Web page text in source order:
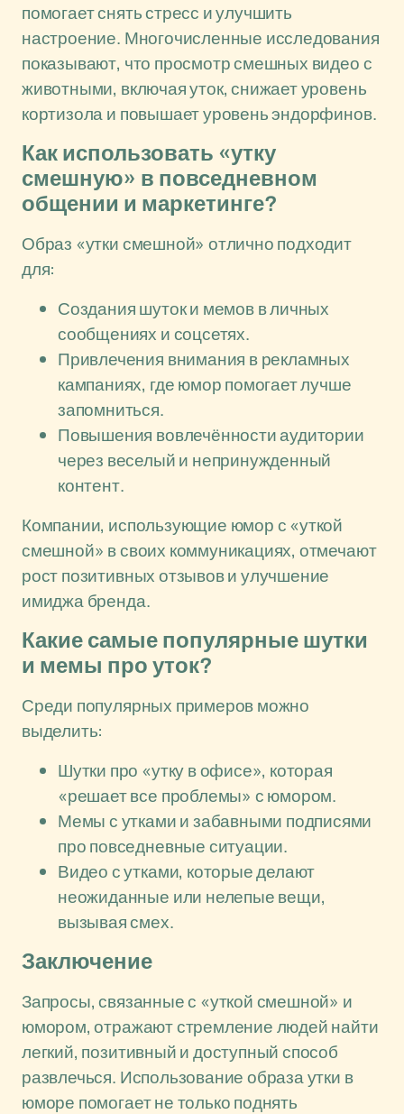
помогает снять стресс и улучшить
настроение. Многочисленные исследования
показывают, что просмотр смешных видео с
животными, включая уток, снижает уровень
кортизола и повышает уровень эндорфинов.
Как использовать «утку
смешную» в повседневном
общении и маркетинге?
Образ «утки смешной» отлично подходит
для:
Создания шуток и мемов в личных
сообщениях и соцсетях.
Привлечения внимания в рекламных
кампаниях, где юмор помогает лучше
запомниться.
Повышения вовлечённости аудитории
через веселый и непринужденный
контент.
Компании, использующие юмор с «уткой
смешной» в своих коммуникациях, отмечают
рост позитивных отзывов и улучшение
имиджа бренда.
Какие самые популярные шутки
и мемы про уток?
Среди популярных примеров можно
выделить:
Шутки про «утку в офисе», которая
«решает все проблемы» с юмором.
Мемы с утками и забавными подписями
про повседневные ситуации.
Видео с утками, которые делают
неожиданные или нелепые вещи,
вызывая смех.
Заключение
Запросы, связанные с «уткой смешной» и
юмором, отражают стремление людей найти
легкий, позитивный и доступный способ
развлечься. Использование образа утки в
юморе помогает не только поднять